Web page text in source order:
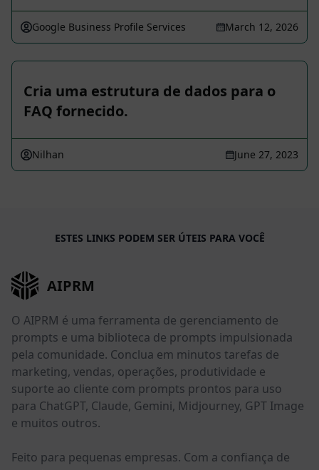
Google Business Profile Services March 12, 2026
Cria uma estrutura de dados para o
FAQ fornecido.
Nilhan June 27, 2023
ESTES LINKS PODEM SER ÚTEIS PARA VOCÊ
AIPRM
O AIPRM é uma ferramenta de gerenciamento de
prompts e uma biblioteca de prompts impulsionada
pela comunidade. Conclua em minutos tarefas de
marketing, vendas, operações, produtividade e
suporte ao cliente com prompts prontos para uso
para ChatGPT, Claude, Gemini, Midjourney, GPT Image
e muitos outros.
Feito para pequenas empresas. Com a confiança de